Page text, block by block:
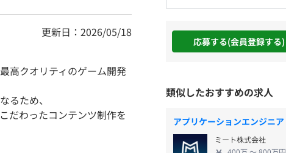
更新日：2026/05/18
高クオリティのゲーム開発
るため、
だわったコンテンツ制作を
応募する(会員登録する)
類似したおすすめの求人
アプリケーションエンジニア
ミート株式会社